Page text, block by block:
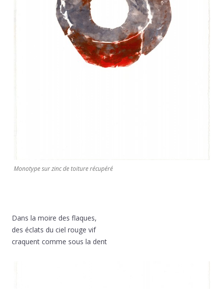
Monotype sur zinc de toiture récupéré
Dans la moire des flaques,
des éclats du ciel rouge vif
craquent comme sous la dent